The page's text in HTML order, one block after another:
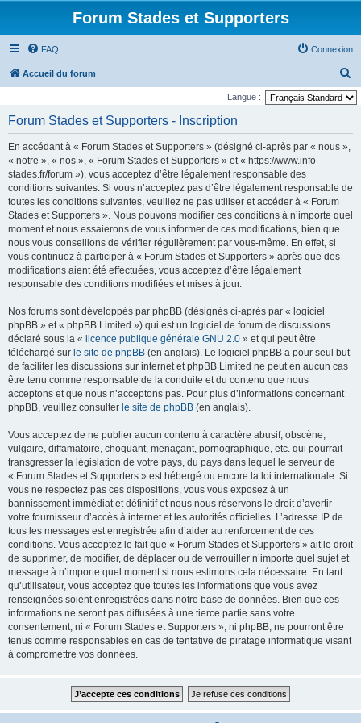
Forum Stades et Supporters
FAQ Connexion
Accueil du forum
e
Langue :
Forum Stades et Supporters - Inscription
En accédant à « Forum Stades et Supporters » (désigné ci-après par « nous »,
« notre », « nos », « Forum Stades et Supporters » et « https://www.info-
stades.fr/forum »), vous acceptez d’être légalement responsable des
conditions suivantes. Si vous n’acceptez pas d’être légalement responsable de
toutes les conditions suivantes, veuillez ne pas utiliser et accéder à « Forum
Stades et Supporters ». Nous pouvons modifier ces conditions à n’importe quel
moment et nous essaierons de vous informer de ces modifications, bien que
nous vous conseillons de vérifier régulièrement par vous-même. En effet, si
vous continuez à participer à « Forum Stades et Supporters » après que des
modifications aient été effectuées, vous acceptez d’être légalement
responsable des conditions modifiées et mises à jour.
Nos forums sont développés par phpBB (désignés ci-après par « logiciel
phpBB » et « phpBB Limited ») qui est un logiciel de forum de discussions
déclaré sous la « licence publique générale GNU 2.0 » et qui peut être
téléchargé sur le site de phpBB (en anglais). Le logiciel phpBB a pour seul but
de faciliter les discussions sur internet et phpBB Limited ne peut en aucun cas
être tenu comme responsable de la conduite et du contenu que nous
acceptons et que nous n’acceptons pas. Pour plus d’informations concernant
phpBB, veuillez consulter le site de phpBB (en anglais).
Vous acceptez de ne publier aucun contenu à caractère abusif, obscène,
vulgaire, diffamatoire, choquant, menaçant, pornographique, etc. qui pourrait
transgresser la législation de votre pays, du pays dans lequel le serveur de
« Forum Stades et Supporters » est hébergé ou encore la loi internationale. Si
vous ne respectez pas ces dispositions, vous vous exposez à un
bannissement immédiat et définitif et nous nous réservons le droit d’avertir
votre fournisseur d’accès à internet et les autorités officielles. L’adresse IP de
tous les messages est enregistrée afin d’aider au renforcement de ces
conditions. Vous acceptez le fait que « Forum Stades et Supporters » ait le droit
de supprimer, de modifier, de déplacer ou de verrouiller n’importe quel sujet et
message à n’importe quel moment si nous estimons cela nécessaire. En tant
qu’utilisateur, vous acceptez que toutes les informations que vous avez
renseignées soient enregistrées dans notre base de données. Bien que ces
informations ne seront pas diffusées à une tierce partie sans votre
consentement, ni « Forum Stades et Supporters », ni phpBB, ne pourront être
tenus comme responsables en cas de tentative de piratage informatique visant
à compromettre vos données.